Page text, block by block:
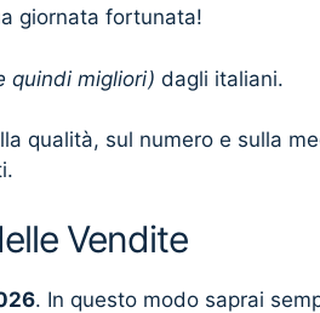
giornata fortunata!
quindi migliori) dagli italiani.
qualità, sul numero e sulla
Vendite
. In questo modo saprai